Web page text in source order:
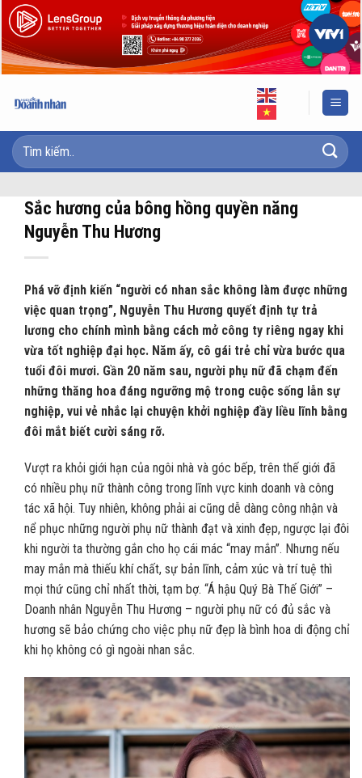
Skip
to
content
Sắc hương của bông hồng quyền năng
Nguyễn Thu Hương
Phá vỡ định kiến “người có nhan sắc không làm được những
việc quan trọng”, Nguyễn Thu Hương quyết định tự trả
lương cho chính mình bằng cách mở công ty riêng ngay khi
vừa tốt nghiệp đại học. Năm ấy, cô gái trẻ chỉ vừa bước qua
tuổi đôi mươi. Gần 20 năm sau, người phụ nữ đã chạm đến
những thăng hoa đáng ngưỡng mộ trong cuộc sống lẫn sự
nghiệp, vui vẻ nhắc lại chuyện khởi nghiệp đầy liều lĩnh bằng
đôi mắt biết cười sáng rỡ.
Vượt ra khỏi giới hạn của ngôi nhà và góc bếp, trên thế giới đã
có nhiều phụ nữ thành công trong lĩnh vực kinh doanh và công
tác xã hội. Tuy nhiên, không phải ai cũng dễ dàng công nhận và
nể phục những người phụ nữ thành đạt và xinh đẹp, ngược lại đôi
khi người ta thường gắn cho họ cái mác “may mắn”. Nhưng nếu
may mắn mà thiếu khí chất, sự bản lĩnh, cảm xúc và trí tuệ thì
mọi thứ cũng chỉ nhất thời, tạm bợ. “Á hậu Quý Bà Thế Giới” –
Doanh nhân Nguyễn Thu Hương – người phụ nữ có đủ sắc và
hương sẽ bảo chứng cho việc phụ nữ đẹp là bình hoa di động chỉ
khi họ không có gì ngoài nhan sắc.